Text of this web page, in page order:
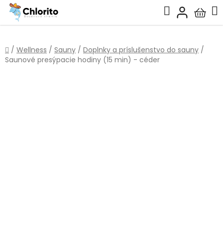
Prejsť
obsah
Hľadať
košík
Domov
/ Wellness / Sauny / Doplnky a príslušenstvo do sauny /
Saunové presýpacie hodiny (15 min) - céder